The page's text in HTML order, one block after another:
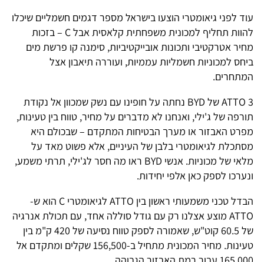
עוד לפני גיאומטרי הוצעו בישראל מספר דגמים חשמליים שיכלו
להוות תחליף למכונית משפחתית קלאסית אבל C – בזכות
מחיר אטרקטיבי ותכונות אובייקטיביות, סימנה קו פרשת מים
ביחס למכוניות חשמליות עממיות, ועוררה תיאבון אצל
המתחרים.
3 ATTO של BYD נחתה על חופינו עם נשק שמכוון אל נקודת
תורפה של ג'ילי, ואנחנו לא מדברים על מחיר, טווח בין טעינות,
מפרט האבזור או מערך הבטיחות המתקדם – שבכולם היא
מסתכלת לגיאומטרי בלבן של העיניים, אלא פשוט מאד על
מלאי של מכוניות. אנשי BYD ראו מה חסר לג'ילי, תרתי משמע,
ונערכו לספק כאן אלפי יחידות.
הבדל טכני משמעותי ראשון בין ATTO לגיאומטרי C הוא ש-
ATTO מוצע אצלנו רק עם גודל סוללה אחד, עם תכולת אנרגיה
של 60.5 קוט"ש, שאמורה לספק טווח נסיעה של 420 ק"מ בין
טעינות. מחיר המכונית מתחיל ב-156,500 שקלים ומתקדם אל